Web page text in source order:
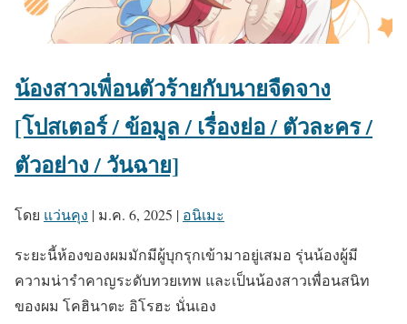
น้องสาวเพื่อนตัวร้ายกับนายจืดจาง
[โปสเตอร์ / ข้อมูล / เรื่องย่อ / ตัวละคร /
ตัวอย่าง / วันฉาย]
โดย แว่นคุง | ม.ค. 6, 2025 | อนิเมะ
ระยะนี้ห้องของผมมักมีผู้บุกรุกเข้ามาอยู่เสมอ รุ่นน้องผู้มี
ความน่ารำคาญระดับทวยเทพ และเป็นน้องสาวเพื่อนสนิท
ของผม โคฮินาตะ อิโรฮะ นั่นเอง